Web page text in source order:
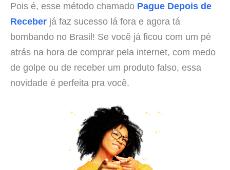
Pois é, esse método chamado Pague Depois de
Receber já faz sucesso lá fora e agora tá
bombando no Brasil! Se você já ficou com um pé
atrás na hora de comprar pela internet, com medo
de golpe ou de receber um produto falso, essa
novidade é perfeita pra você.